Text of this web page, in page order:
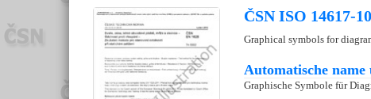
ČSN ISO 14617-
Graphical symbols for
Automatische name
Graphische Symbole für